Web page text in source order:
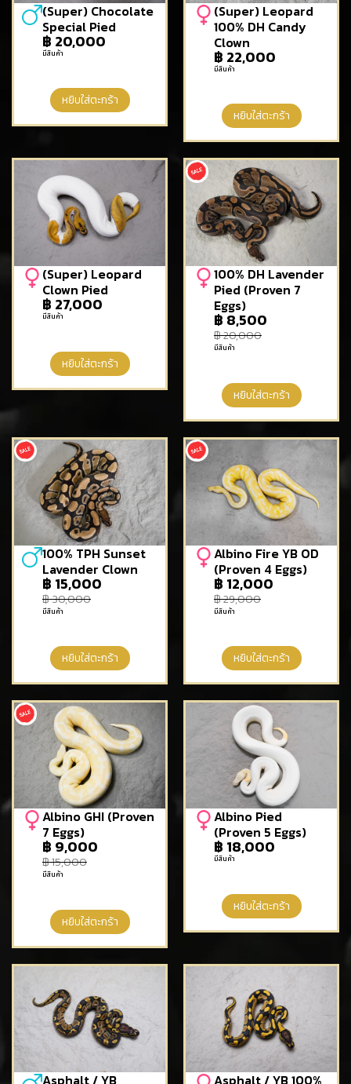
(Super) Chocolate
Special Pied
฿20,000
มีสินค้า
หยิบใส่ตะกร้า
(Super) Leopard
100% DH Candy
Clown
฿ 22,000
มีสินค้า
หยิบใส่ตะกร้า
(Super) Leopard
Clown Pied
฿ 27,000
มีสินค้า
หยิบใส่ตะกร้า
100% DH Lavender
Pied (Proven 7
Eggs)
฿20,000
฿ 8,500
มีสินค้า
หยิบใส่ตะกร้า
100% TPH Sunset
Lavender Clown
฿30,000
฿ 15,000
มีสินค้า
หยิบใส่ตะกร้า
Albino Fire YB OD
(Proven 4 Eggs)
฿29,000
฿ 12,000
มีสินค้า
หยิบใส่ตะกร้า
Albino GHI (Proven
7 Eggs)
฿15,000
฿ 9,000
มีสินค้า
หยิบใส่ตะกร้า
Albino Pied
(Proven 5 Eggs)
฿ 18,000
มีสินค้า
หยิบใส่ตะกร้า
Asphalt / YB Asphalt / YB 100%